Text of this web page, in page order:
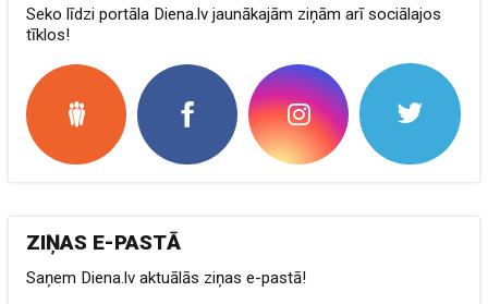
Seko līdzi portāla Diena.lv jaunākajām ziņām arī sociālajos
tīklos!
ZIŅAS E-PASTĀ
Saņem Diena.lv aktuālās ziņas e-pastā!